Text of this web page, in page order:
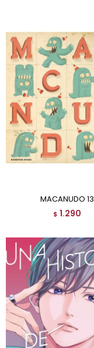
MACANUDO 13
$ 1.290